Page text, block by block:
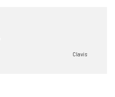
Clavis